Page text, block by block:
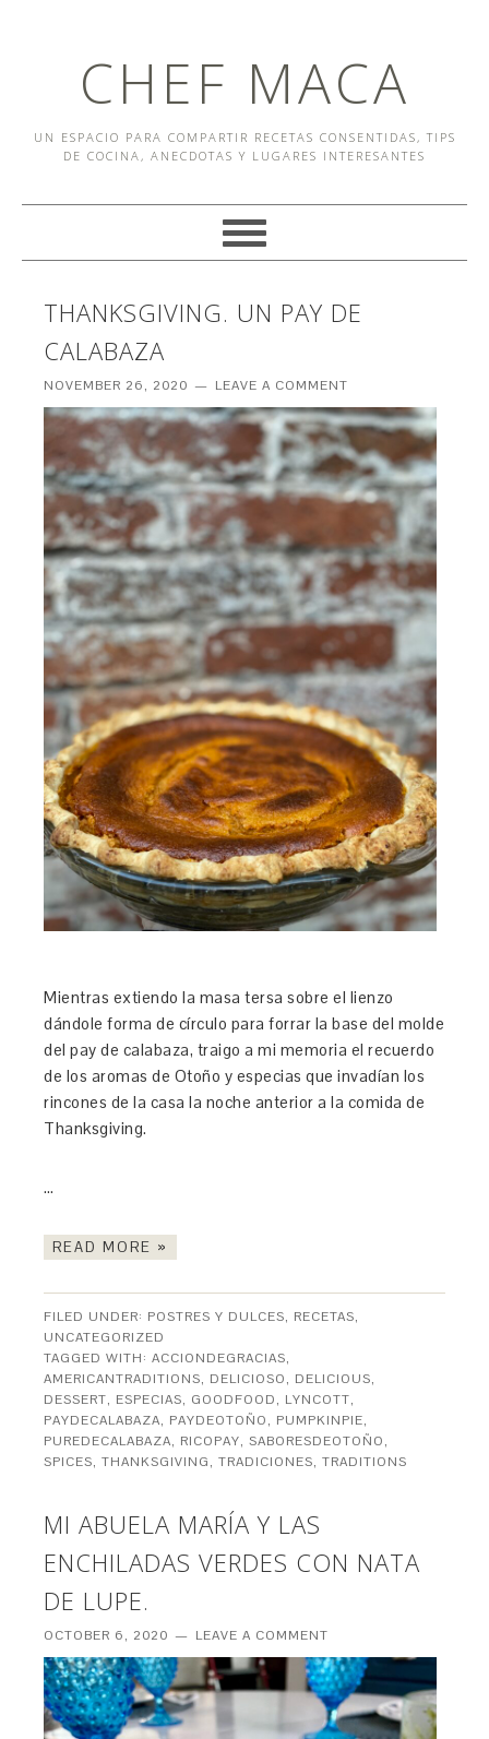
CHEF MACA
UN ESPACIO PARA COMPARTIR RECETAS CONSENTIDAS, TIPS
DE COCINA, ANECDOTAS Y LUGARES INTERESANTES
THANKSGIVING. UN PAY DE
CALABAZA
NOVEMBER 26, 2020 LEAVE A COMMENT
Mientras extiendo la masa tersa sobre el lienzo
dándole forma de círculo para forrar la base del molde
del pay de calabaza, traigo a mi memoria el recuerdo
de los aromas de Otoño y especias que invadían los
rincones de la casa la noche anterior a la comida de
Thanksgiving.
…
READ MORE »
FILED UNDER: POSTRES Y DULCES, RECETAS,
UNCATEGORIZED
TAGGED WITH:ACCIONDEGRACIAS,
AMERICANTRADITIONS, DELICIOSO, DELICIOUS,
DESSERT, ESPECIAS, GOODFOOD, LYNCOTT,
PAYDECALABAZA, PAYDEOTOÑO, PUMPKINPIE,
PUREDECALABAZA, RICOPAY,SABORESDEOTOÑO,
SPICES,THANKSGIVING,TRADICIONES,TRADITIONS
MI ABUELA MARÍA Y LAS
ENCHILADAS VERDES CON NATA
DE LUPE.
OCTOBER 6, 2020 LEAVE A COMMENT